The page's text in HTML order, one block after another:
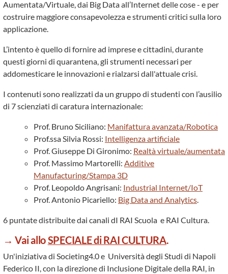
Aumentata/Virtuale, dai Big Data all’Internet delle cose - e per
costruire maggiore consapevolezza e strumenti critici sulla loro
applicazione.
L’intento è quello di fornire ad imprese e cittadini, durante
questi giorni di quarantena, gli strumenti necessari per
addomesticare le innovazioni e rialzarsi dall'attuale crisi.
I contenuti sono realizzati da un gruppo di studenti con l’ausilio
di 7 scienziati di caratura internazionale:
Prof. Bruno Siciliano: Manifattura avanzata/Robotica
Prof.ssa Silvia Rossi: Intelligenza artificiale
Prof. Giuseppe Di Gironimo: Realtà virtuale/aumentata
Prof. Massimo Martorelli: Additive
Manufacturing/Stampa 3D
Prof. Leopoldo Angrisani: Industrial Internet/IoT
Prof. Antonio Picariello: Big Data and Analytics.
6 puntate distribuite dai canali dI RAI Scuola e RAI Cultura.
→ Vai alloSPECIALE di RAI CULTURA.
Un'iniziativa di Societing4.0 e Università degli Studi di Napoli
Federico II, con la direzione di Inclusione Digitale della RAI, in